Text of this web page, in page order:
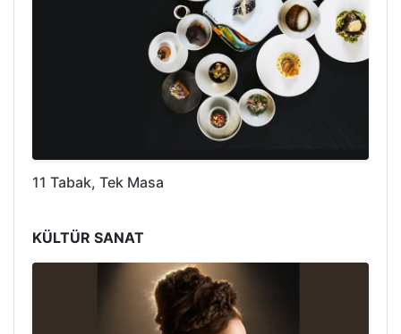
11 Tabak, Tek Masa
KÜLTÜR SANAT